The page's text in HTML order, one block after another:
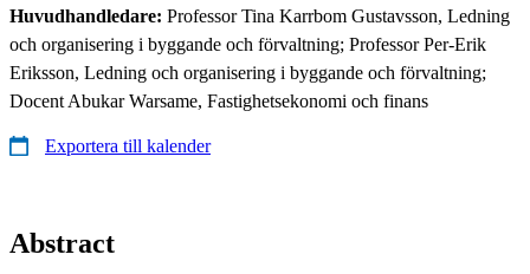
Huvudhandledare: Professor Tina Karrbom Gustavsson, Ledning
och organisering i byggande och förvaltning; Professor Per-Erik
Eriksson, Ledning och organisering i byggande och förvaltning;
Docent Abukar Warsame, Fastighetsekonomi och finans
Exportera till kalender
Abstract